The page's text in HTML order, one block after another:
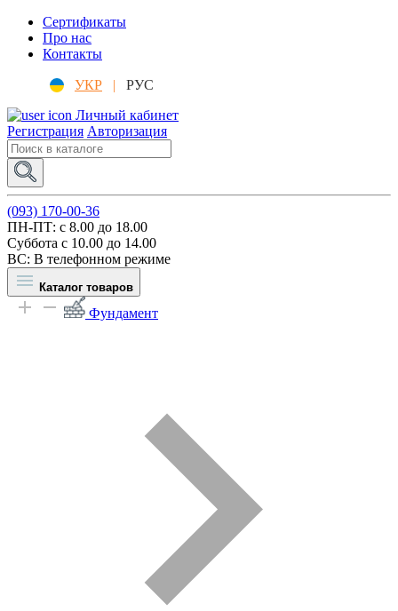
Сертификаты
Про нас
Контакты
УКР |
РУС
Личный кабинет
Регистрация Авторизация
(093) 170-00-36
ПН-ПТ: c 8.00 до 18.00
Суббота с 10.00 до 14.00
ВС: В телефонном режиме
Каталог товаров
Фундамент